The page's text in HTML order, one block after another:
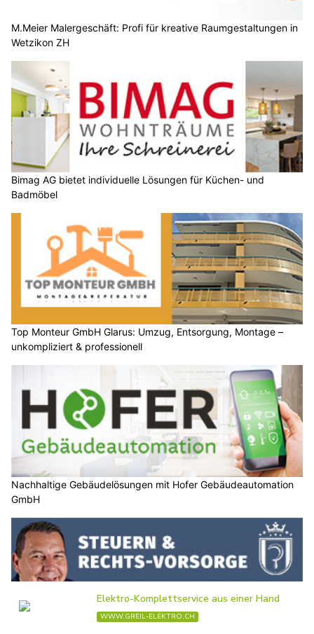
M.Meier Malergeschäft: Profi für kreative Raumgestaltungen in
Wetzikon ZH
Bimag AG bietet individuelle Lösungen für Küchen- und
Badmöbel
Top Monteur GmbH Glarus: Umzug, Entsorgung, Montage –
unkompliziert & professionell
Nachhaltige Gebäudelösungen mit Hofer Gebäudeautomation
GmbH